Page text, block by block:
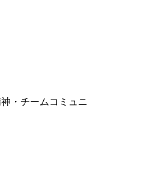
・チームコミュニ